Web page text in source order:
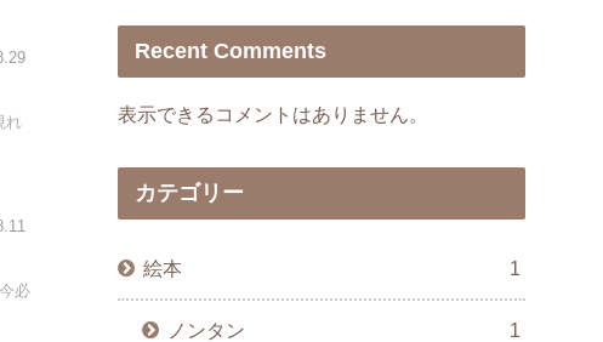
れ
必
Recent Comments
表示できるコメントはありません。
カテゴリー
絵本 1
ノンタン 1